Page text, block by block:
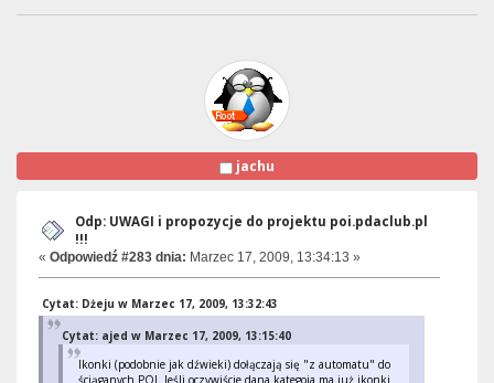
jachu
Odp: UWAGI i propozycje do projektu poi.pdaclub.pl
!!!
« Odpowiedź #283 dnia: Marzec 17, 2009, 13:34:13 »
Cytat: Dżeju w Marzec 17, 2009, 13:32:43
Cytat: ajed w Marzec 17, 2009, 13:15:40
Ikonki (podobnie jak dźwieki) dołączają się "z automatu" do
ściąganych POI. Jeśli oczywiście dana kategoia ma już ikonki